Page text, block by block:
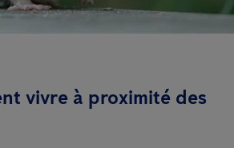
vivre à proximité des